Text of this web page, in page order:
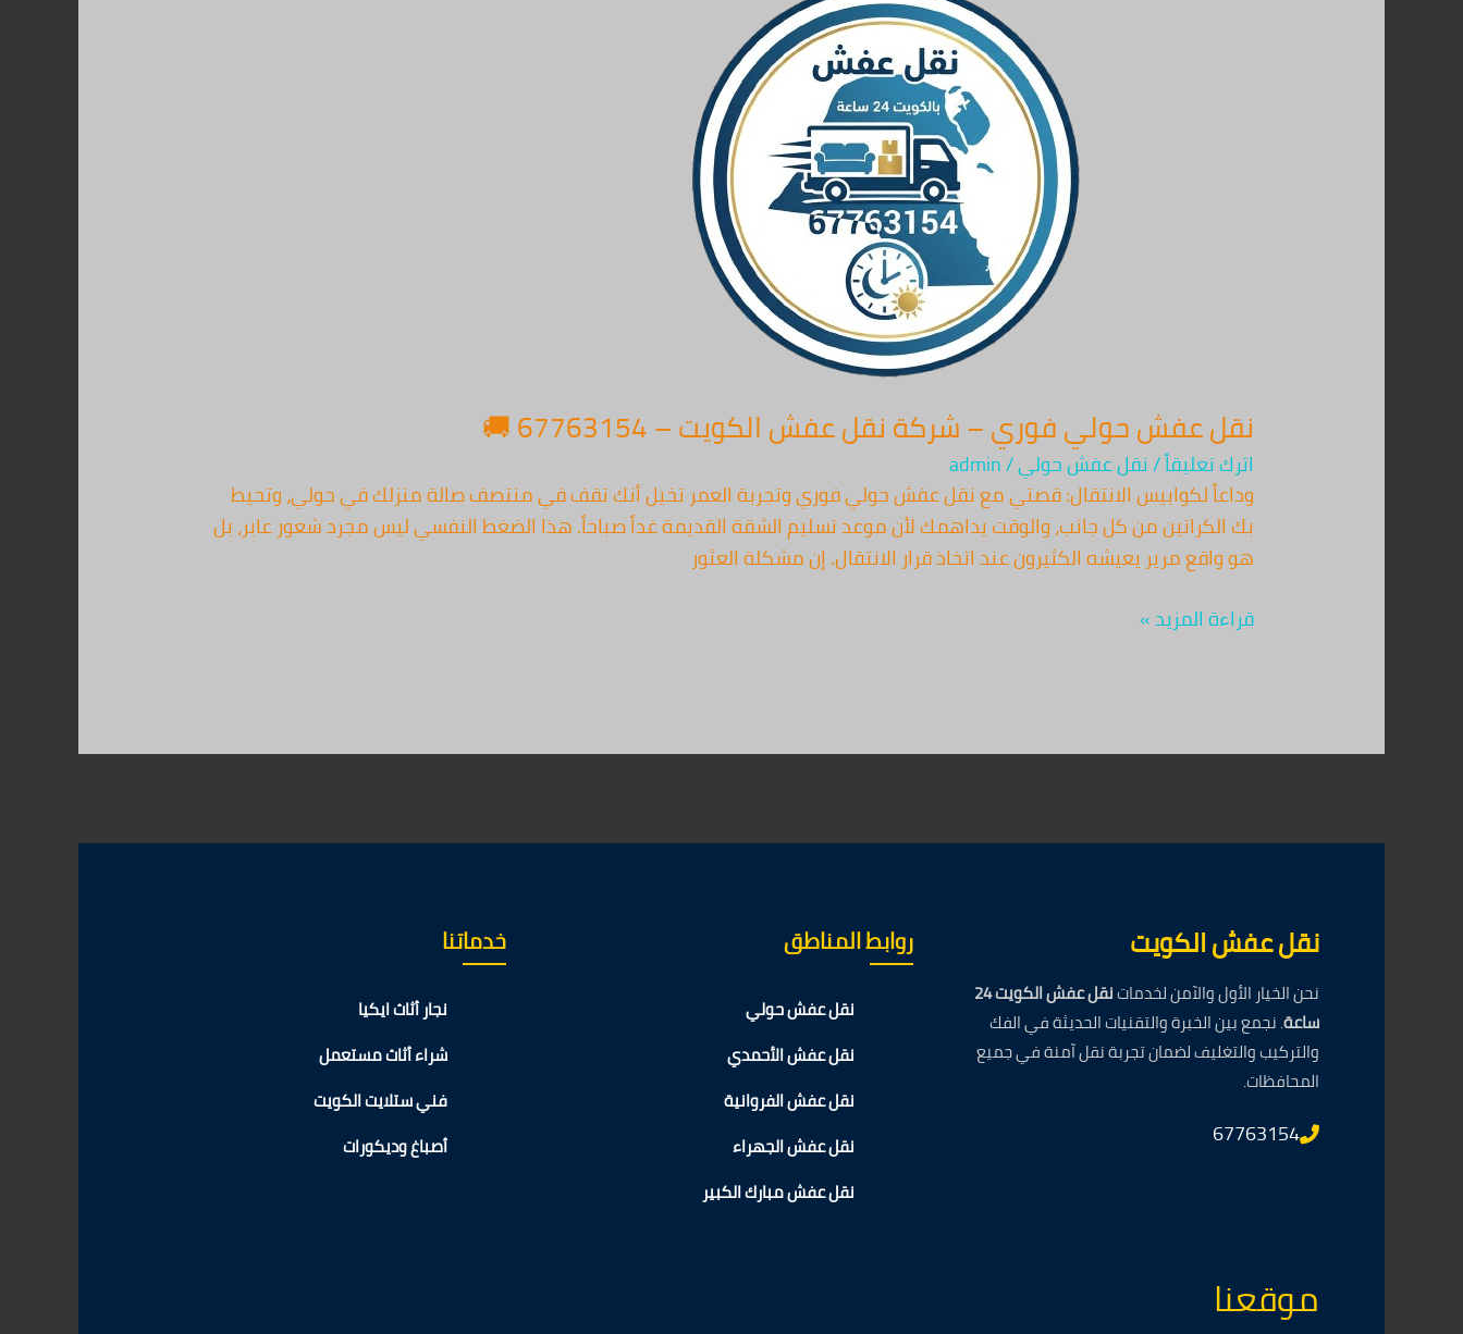
نقل عفش حولي فوري – شركة نقل عفش الكويت – 67763154 🚚
اترك تعليقاً/نقل عفش حولي/
admin
وداعاً لكوابيس الانتقال: قصتي مع نقل عفش حولي فوري وتجربة العمر تخيل أنك تقف في منتصف صالة منزلك في حولي، وتحيط
بك الكراتين من كل جانب، والوقت يداهمك لأن موعد تسليم الشقة القديمة غداً صباحاً. هذا الضغط النفسي ليس مجرد شعور عابر، بل
هو واقع مرير يعيشه الكثيرون عند اتخاذ قرار الانتقال. إن مشكلة العثور
قراءة المزيد »
نقل عفش الكويت
نحن الخيار الأول والآمن لخدمات
نقل عفش الكويت 24
ساعة. نجمع بين الخبرة والتقنيات الحديثة في الفك
والتركيب والتغليف لضمان تجربة نقل آمنة في جميع
المحافظات.
67763154
روابط المناطق
نقل عفش حولي
نقل عفش الأحمدي
نقل عفش الفروانية
نقل عفش الجهراء
نقل عفش مبارك الكبير
خدماتنا
نجار أثاث ايكيا
شراء أثاث مستعمل
فني ستلايت الكويت
أصباغ وديكورات
موقعنا